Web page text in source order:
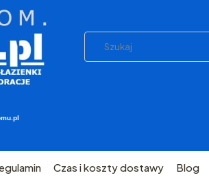
Czas i koszty dostawy Blog